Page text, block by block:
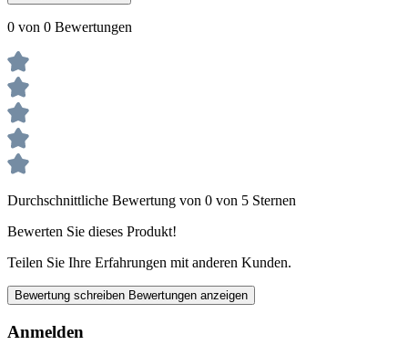
0 von 0 Bewertungen
Durchschnittliche Bewertung von 0 von 5 Sternen
Bewerten Sie dieses Produkt!
Teilen Sie Ihre Erfahrungen mit anderen Kunden.
Bewertung schreiben Bewertungen anzeigen
Anmelden